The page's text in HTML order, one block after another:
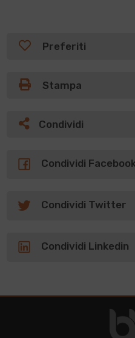
Preferiti
Stampa
Condividi
Condividi
Condividi Twitter
Condividi Linkedin